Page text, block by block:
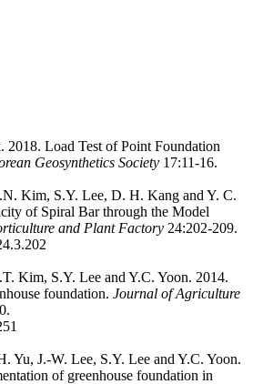
2018. Load Test of Point Foundation
Geosynthetics Society 17:11-16.
Kim, S.Y. Lee, D. H. Kang and Y. C.
of Spiral Bar through the Model
and Plant Factory 24:202-209.
Kim, S.Y. Lee and Y.C. Yoon. 2014.
foundation. Journal of Agriculture
Yu, J.-W. Lee, S.Y. Lee and Y.C. Yoon.
of greenhouse foundation in